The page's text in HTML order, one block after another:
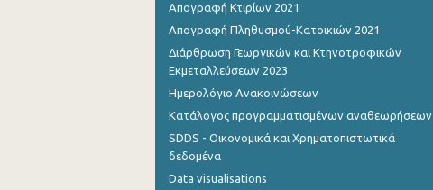
Απογραφή Κτιρίων 2021
Απογραφή Πληθυσμού-Κατοικιών 2021
Διάρθρωση Γεωργικών και Κτηνοτροφικών
Εκμεταλλεύσεων 2023
Ημερολόγιο Ανακοινώσεων
Κατάλογος προγραμματισμένων αναθεωρήσεων
SDDS - Οικονομικά και Χρηματοπιστωτικά
δεδομένα
Data visualisations